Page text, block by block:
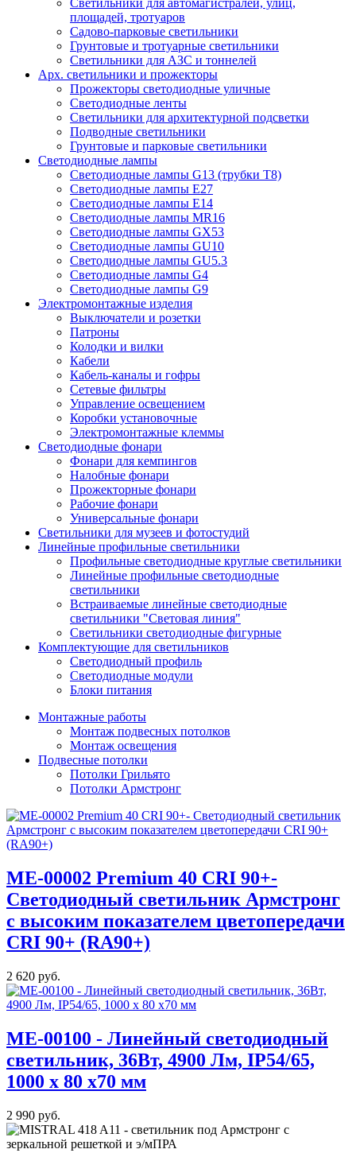
площадей, тротуаров
Садово-парковые светильники
Грунтовые и тротуарные светильники
Светильники для АЗС и тоннелей
Арх. светильники и прожекторы
Прожекторы светодиодные уличные
Светодиодные ленты
Светильники для архитектурной подсветки
Подводные светильники
Грунтовые и парковые светильники
Светодиодные лампы
Светодиодные лампы G13 (трубки T8)
Светодиодные лампы Е27
Светодиодные лампы Е14
Светодиодные лампы MR16
Светодиодные лампы GX53
Светодиодные лампы GU10
Светодиодные лампы GU5.3
Светодиодные лампы G4
Светодиодные лампы G9
Электромонтажные изделия
Выключатели и розетки
Патроны
Колодки и вилки
Кабели
Кабель-каналы и гофры
Сетевые фильтры
Управление освещением
Коробки установочные
Электромонтажные клеммы
Светодиодные фонари
Фонари для кемпингов
Налобные фонари
Прожекторные фонари
Рабочие фонари
Универсальные фонари
Светильники для музеев и фотостудий
Линейные профильные светильники
Профильные светодиодные круглые светильники
Линейные профильные светодиодные
светильники
Встраиваемые линейные светодиодные
светильники "Световая линия"
Светильники светодиодные фигурные
Комплектующие для светильников
Светодиодный профиль
Светодиодные модули
Блоки питания
Монтажные работы
Монтаж подвесных потолков
Монтаж освещения
Подвесные потолки
Потолки Грильято
Потолки Армстронг
МE-00002 Premium 40 CRI 90+-
Светодиодный светильник Армстронг
с высоким показателем цветопередачи
CRI 90+ (RA90+)
2 620 руб.
ME-00100 - Линейный светодиодный
светильник, 36Вт, 4900 Лм, IP54/65,
1000 x 80 x70 мм
2 990 руб.